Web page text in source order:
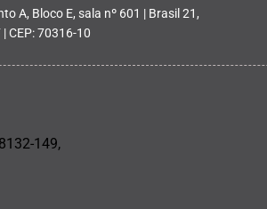
A, Bloco E, sala nº 601 | Brasil 21,
CEP: 70316-10
149,